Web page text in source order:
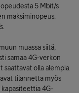
5 Mbit/s
maksiminopeus.
muassa siitä,
samaa 4G-verkon
olla alempia.
tilannetta myös
4G-